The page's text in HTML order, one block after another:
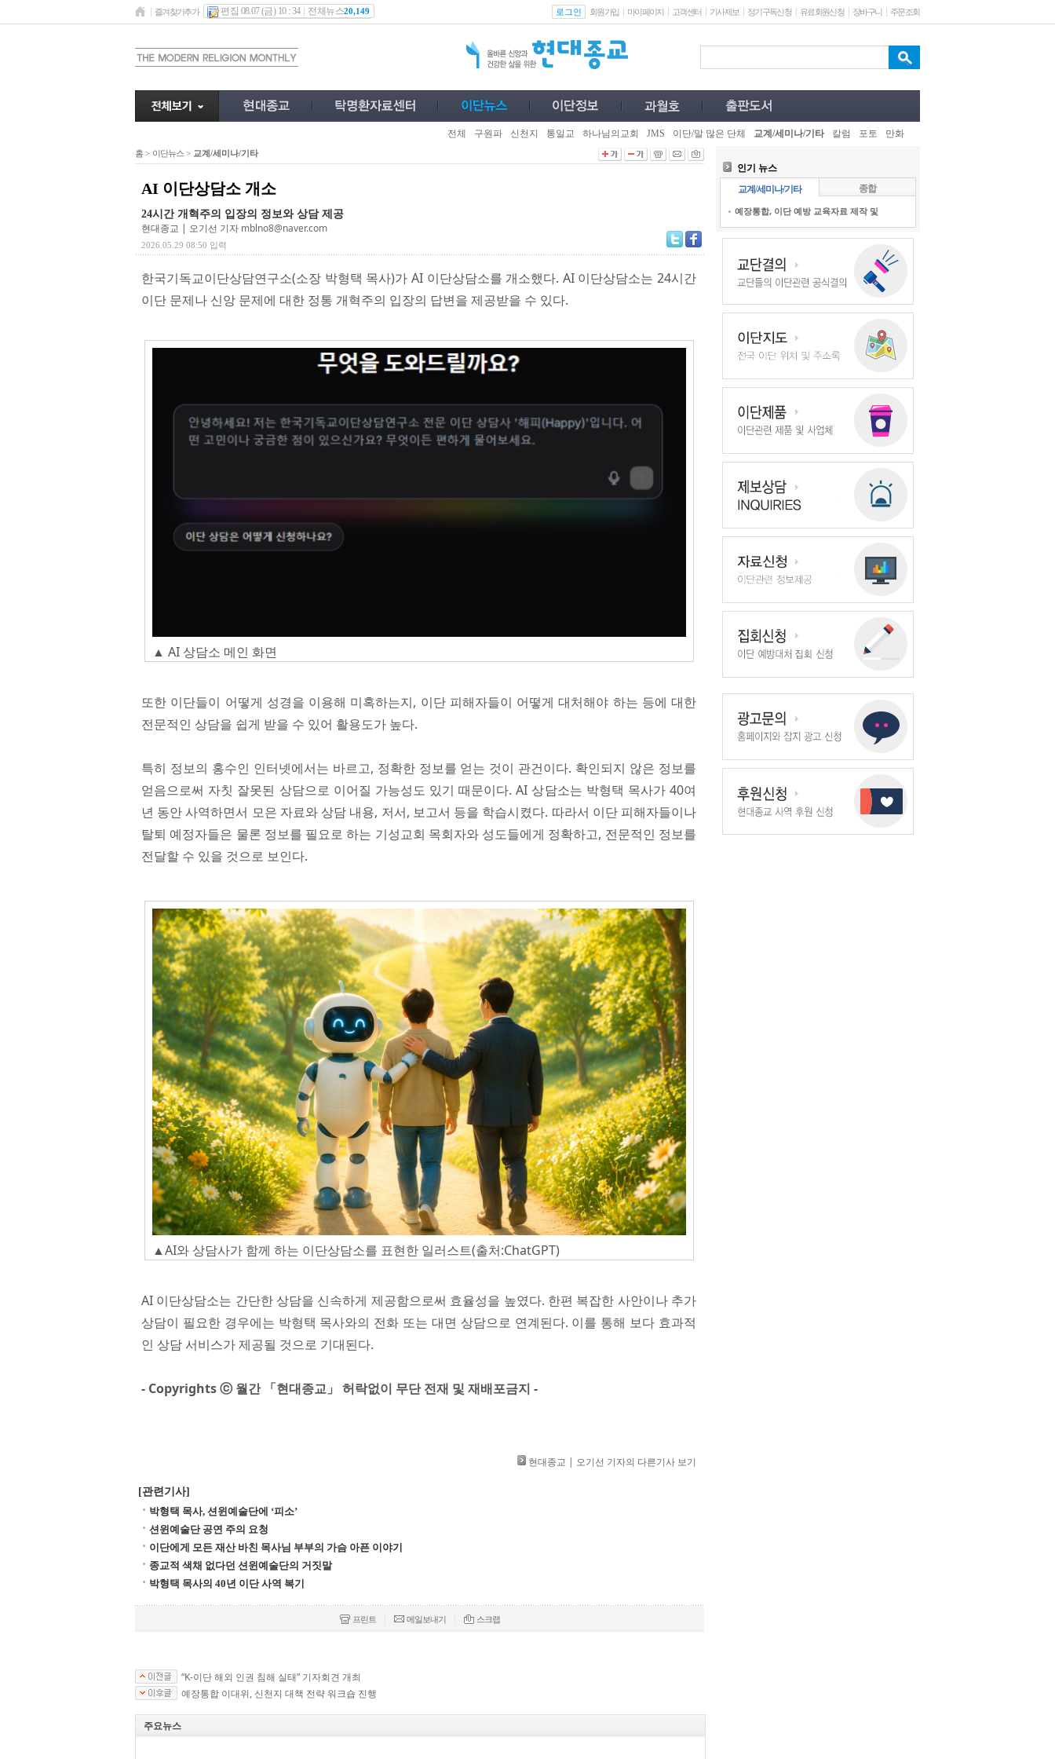
즐겨찾기추가 편집 08.07 (금) 10 : 34 전체뉴스20,149 로그인 회원가입 마이페이지 고객센터 기사제보 정기구독신청 유료회원신청 장바구니 주문조회
전체 구원파 신천지 통일교 하나님의교회 JMS 이단/말 많은 단체 교계/세미나/기타 칼럼 포토 만화
홈 > 이단뉴스 > 교계/세미나/기타
AI 이단상담소 개소
24시간 개혁주의 입장의 정보와 상담 제공
현대종교 | 오기선 기자 mblno8@naver.com
2026.05.29 08:50 입력
한국기독교이단상담연구소(소장 박형택 목사)가 AI 이단상담소를 개소했다. AI 이단상담소는 24시간
이단 문제나 신앙 문제에 대한 정통 개혁주의 입장의 답변을 제공받을 수 있다.
▲ AI 상담소 메인 화면​
또한 이단들이 어떻게 성경을 이용해 미혹하는지, 이단 피해자들이 어떻게 대처해야 하는 등에 대한
전문적인 상담을 쉽게 받을 수 있어 활용도가 높다.
특히 정보의 홍수인 인터넷에서는 바르고, 정확한 정보를 얻는 것이 관건이다. 확인되지 않은 정보를
얻음으로써 자칫 잘못된 상담으로 이어질 가능성도 있기 때문이다. AI 상담소는 박형택 목사가 40여
년 동안 사역하면서 모은 자료와 상담 내용, 저서, 보고서 등을 학습시켰다. 따라서 이단 피해자들이나
탈퇴 예정자들은 물론 정보를 필요로 하는 기성교회 목회자와 성도들에게 정확하고, 전문적인 정보를
전달할 수 있을 것으로 보인다.
▲AI와 상담사가 함께 하는 이단상담소를 표현한 일러스트(출처:ChatGPT)
AI 이단상담소는 간단한 상담을 신속하게 제공함으로써 효율성을 높였다. 한편 복잡한 사안이나 추가
상담이 필요한 경우에는 박형택 목사와의 전화 또는 대면 상담으로 연계된다. 이를 통해 보다 효과적
인 상담 서비스가 제공될 것으로 기대된다.
- Copyrights ⓒ 월간 「현대종교」 허락없이 무단 전재 및 재배포금지 -
현대종교 | 오기선 기자의 다른기사 보기
[관련기사]
박형택 목사, 션윈예술단에 ‘피소’
션윈예술단 공연 주의 요청
이단에게 모든 재산 바친 목사님 부부의 가슴 아픈 이야기
종교적 색채 없다던 션윈예술단의 거짓말
박형택 목사의 40년 이단 사역 복기
프린트 메일보내기 스크랩
“K-이단 해외 인권 침해 실태” 기자회견 개최
예장통합 이대위, 신천지 대책 전략 워크숍 진행
주요뉴스
인기 뉴스
교계/세미나/기타
종합
예장통합, 이단 예방 교육자료 제작 및